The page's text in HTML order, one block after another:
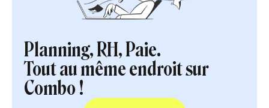
Planning, RH, Paie.
Tout au même endroit sur
Combo !